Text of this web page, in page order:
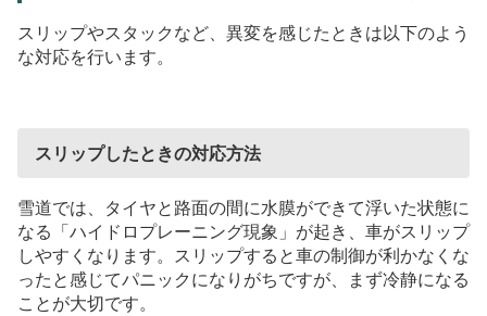
スリップやスタックなど、異変を感じたときは以下のよう
な対応を行います。
スリップしたときの対応方法
雪道では、タイヤと路面の間に水膜ができて浮いた状態に
なる「ハイドロプレーニング現象」が起き、車がスリップ
しやすくなります。スリップすると車の制御が利かなくな
ったと感じてパニックになりがちですが、まず冷静になる
ことが大切です。